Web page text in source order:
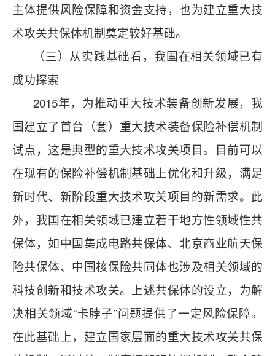
主体提供风险保障和资金支持，也为建立重大技
术攻关共保体机制奠定较好基础。
（三）从实践基础看，我国在相关领域已有
成功探索
2015年，为推动重大技术装备创新发展，我
国建立了首台（套）重大技术装备保险补偿机制
试点，这是典型的重大技术攻关项目。目前可以
在现有的保险补偿机制基础上优化和升级，满足
新时代、新阶段重大技术攻关项目的新需求。此
外，我国在相关领域已建立若干地方性领域性共
保体，如中国集成电路共保体、北京商业航天保
险共保体、中国核保险共同体也涉及相关领域的
科技创新和技术攻关。上述共保体的设立，为解
决相关领域“卡脖子”问题提供了一定风险保障。
在此基础上，建立国家层面的重大技术攻关共保